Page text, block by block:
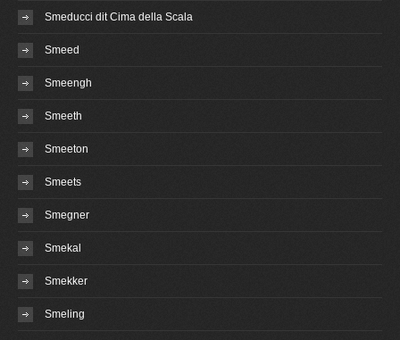
Smeducci dit Cima della Scala
Smeed
Smeengh
Smeeth
Smeeton
Smeets
Smegner
Smekal
Smekker
Smeling